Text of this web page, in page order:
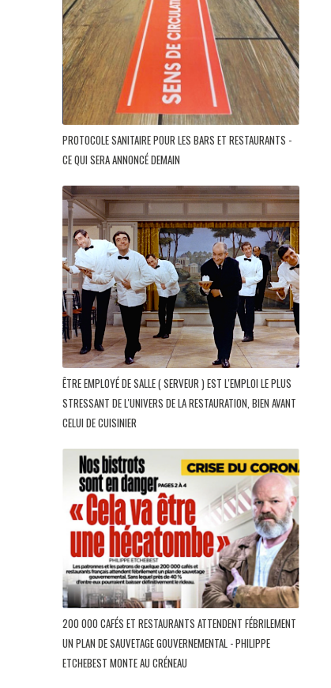
PROTOCOLE SANITAIRE POUR LES BARS ET RESTAURANTS -
CE QUI SERA ANNONCÉ DEMAIN
ÊTRE EMPLOYÉ DE SALLE ( SERVEUR ) EST L'EMPLOI LE PLUS
STRESSANT DE L'UNIVERS DE LA RESTAURATION, BIEN AVANT
CELUI DE CUISINIER
200 000 CAFÉS ET RESTAURANTS ATTENDENT FÉBRILEMENT
UN PLAN DE SAUVETAGE GOUVERNEMENTAL - PHILIPPE
ETCHEBEST MONTE AU CRÉNEAU